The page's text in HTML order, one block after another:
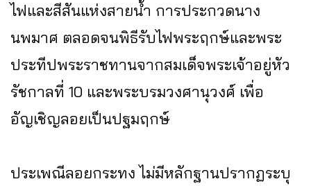
ไฟและสีสันแห่งสายน้ำ การประกวดนาง
นพมาศ ตลอดจนพิธีรับไฟพระฤกษ์และพระ
ประทีปพระราชทานจากสมเด็จพระเจ้าอยู่หัว
รัชกาลที่ 10 และพระบรมวงศานุวงศ์ เพื่อ
อัญเชิญลอยเป็นปฐมฤกษ์
ประเพณีลอยกระทง ไม่มีหลักฐานปรากฏระบุ